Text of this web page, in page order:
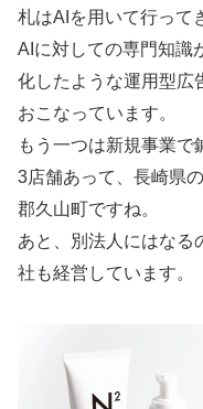
札はAIを用いて行って
AIに対しての専門知識
化したような運用型広
おこなっています。
もう一つは新規事業で
3店舗あって、長崎県
郡久山町ですね。
あと、別法人にはなる
社も経営しています。